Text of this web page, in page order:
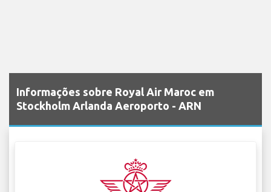
Informações sobre Royal Air Maroc em
Stockholm Arlanda Aeroporto - ARN